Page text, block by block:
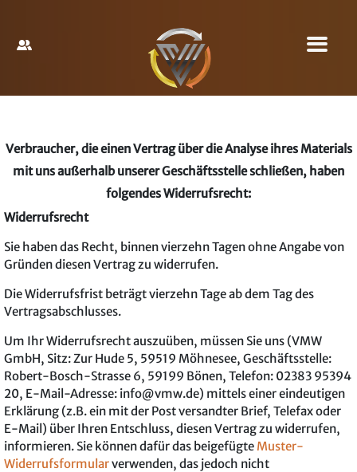
Verbraucher, die einen Vertrag über die Analyse ihres Materials
mit uns außerhalb unserer Geschäftsstelle schließen, haben
folgendes Widerrufsrecht:
Widerrufsrecht
Sie haben das Recht, binnen vierzehn Tagen ohne Angabe von
Gründen diesen Vertrag zu widerrufen.
Die Widerrufsfrist beträgt vierzehn Tage ab dem Tag des
Vertragsabschlusses.
Um Ihr Widerrufsrecht auszuüben, müssen Sie uns (VMW
GmbH, Sitz: Zur Hude 5, 59519 Möhnesee, Geschäftsstelle:
Robert-Bosch-Strasse 6, 59199 Bönen, Telefon: 02383 95394
20, E-Mail-Adresse: info@vmw.de) mittels einer eindeutigen
Erklärung (z.B. ein mit der Post versandter Brief, Telefax oder
E-Mail) über Ihren Entschluss, diesen Vertrag zu widerrufen,
informieren. Sie können dafür das beigefügte Muster-
Widerrufsformularverwenden, das jedoch nicht